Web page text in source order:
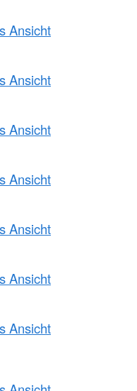
Ansicht
Ansicht
Ansicht
Ansicht
Ansicht
Ansicht
Ansicht